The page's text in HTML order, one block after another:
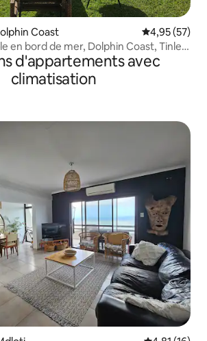
Coast Évaluation
4,95 (57)
en bord de mer, Dolphin Coast, Tinley
d'appartements avec
climatisation